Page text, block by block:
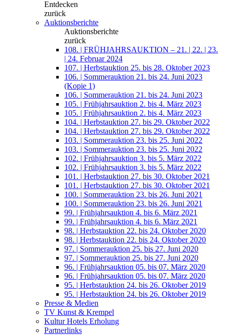
Entdecken
zurück
Auktionsberichte
Auktionsberichte
zurück
108. | FRÜHJAHRSAUKTION – 21. | 22. | 23.
| 24. Februar 2024
107. | Herbstauktion 25. bis 28. Oktober 2023
106. | Sommerauktion 21. bis 24. Juni 2023
(Kopie 1)
106. | Sommerauktion 21. bis 24. Juni 2023
105. | Frühjahrsauktion 2. bis 4. März 2023
105. | Frühjahrsauktion 2. bis 4. März 2023
104. | Herbstauktion 27. bis 29. Oktober 2022
104. | Herbstauktion 27. bis 29. Oktober 2022
103. | Sommerauktion 23. bis 25. Juni 2022
103. | Sommerauktion 23. bis 25. Juni 2022
102. | Frühjahrsauktion 3. bis 5. März 2022
102. | Frühjahrsauktion 3. bis 5. März 2022
101. | Herbstauktion 27. bis 30. Oktober 2021
101. | Herbstauktion 27. bis 30. Oktober 2021
100. | Sommerauktion 23. bis 26. Juni 2021
100. | Sommerauktion 23. bis 26. Juni 2021
99. | Frühjahrsauktion 4. bis 6. März 2021
99. | Frühjahrsauktion 4. bis 6. März 2021
98. | Herbstauktion 22. bis 24. Oktober 2020
98. | Herbstauktion 22. bis 24. Oktober 2020
97. | Sommerauktion 25. bis 27. Juni 2020
97. | Sommerauktion 25. bis 27. Juni 2020
96. | Frühjahrsauktion 05. bis 07. März 2020
96. | Frühjahrsauktion 05. bis 07. März 2020
95. | Herbstauktion 24. bis 26. Oktober 2019
95. | Herbstauktion 24. bis 26. Oktober 2019
Presse & Medien
TV Kunst & Krempel
Kultur Hotels Erholung
Partnerlinks